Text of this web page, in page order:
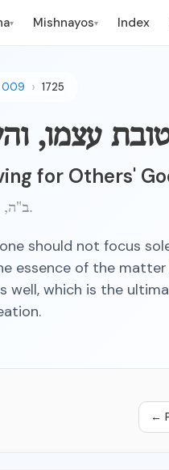
▾ Mishnayos▾ Index
009 1725
עצמו,
for Others'
ב"ה, כ"ב תמוז, תשי"ב ברוקלין.
should not focus
essence of the matter
well, which is the
←